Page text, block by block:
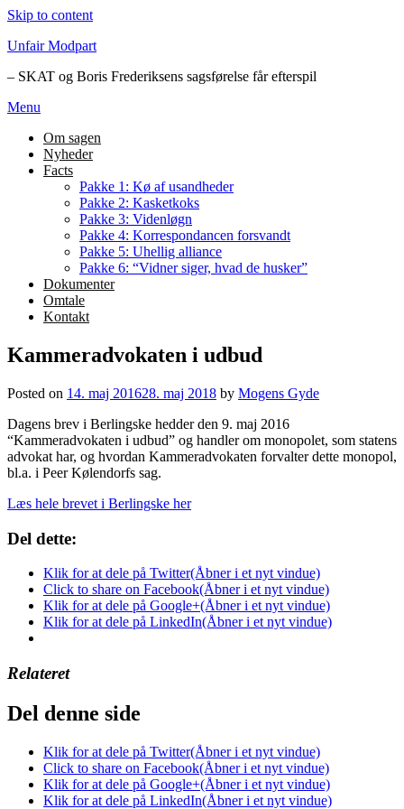
Skip to content
Unfair Modpart
– SKAT og Boris Frederiksens sagsførelse får efterspil
Menu
Om sagen
Nyheder
Facts
Pakke 1: Kø af usandheder
Pakke 2: Kasketkoks
Pakke 3: Videnløgn
Pakke 4: Korrespondancen forsvandt
Pakke 5: Uhellig alliance
Pakke 6: “Vidner siger, hvad de husker”
Dokumenter
Omtale
Kontakt
Kammeradvokaten i udbud
Posted on 14. maj 201628. maj 2018 by Mogens Gyde
Dagens brev i Berlingske hedder den 9. maj 2016
“Kammeradvokaten i udbud” og handler om monopolet, som statens
advokat har, og hvordan Kammeradvokaten forvalter dette monopol,
bl.a. i Peer Kølendorfs sag.
Læs hele brevet i Berlingske her
Del dette:
Klik for at dele på Twitter(Åbner i et nyt vindue)
Click to share on Facebook(Åbner i et nyt vindue)
Klik for at dele på Google+(Åbner i et nyt vindue)
Klik for at dele på LinkedIn(Åbner i et nyt vindue)
Relateret
Del denne side
Klik for at dele på Twitter(Åbner i et nyt vindue)
Click to share on Facebook(Åbner i et nyt vindue)
Klik for at dele på Google+(Åbner i et nyt vindue)
Klik for at dele på LinkedIn(Åbner i et nyt vindue)